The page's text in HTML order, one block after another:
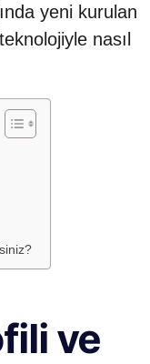
yeni kurulan
nasıl
ve